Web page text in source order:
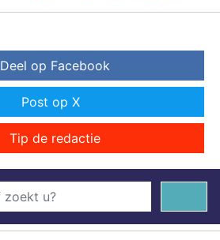
Deel op Facebook
Post op X
Tip de redactie